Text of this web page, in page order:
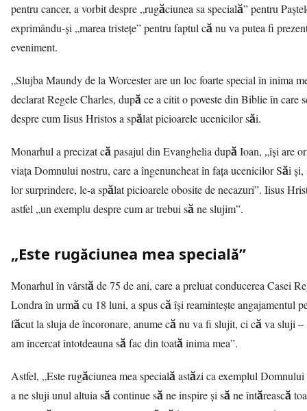
pentru cancer, a vorbit despre „rugăciunea sa specială” pentru
exprimându-și „marea tristețe” pentru faptul că nu va putea fi
eveniment.
„Slujba Maundy de la Worcester are un loc foarte special în inima
declarat Regele Charles, după ce a citit o poveste din Biblie în care
despre cum Iisus Hristos a spălat picioarele ucenicilor săi.
Monarhul a precizat că pasajul din Evanghelia după Ioan, „își are
viața Domnului nostru, care a îngenuncheat în fața ucenicilor Săi și,
lor surprindere, le-a spălat picioarele obosite de necazuri”. Iisus
astfel „un exemplu despre cum ar trebui să ne slujim”.
„Este rugăciunea mea specială”
Monarhul în vârstă de 75 de ani, care a preluat conducerea Casei
Londra în urmă cu 18 luni, a spus că își reamintește angajamentul
făcut la sluja de încoronare, anume că nu va fi slujit, ci că va sluji –
am încercat întotdeauna să fac din toată inima mea”.
Astfel, „Este rugăciunea mea specială astăzi ca exemplul Domnului
a ne sluji unul altuia să continue să ne inspire și să ne întărească